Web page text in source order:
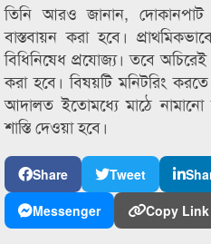
তিনি আরও জানান, দোকানপাট
বাস্তবায়ন করা হবে।
বিধিনিষেধ প্রযোজ্য। তবে
করা হবে। বিষয়টি মনিটরিং করতে
আদালত ইতোমধ্যে মাঠে নামানো
শাস্তি দেওয়া হবে।
Share Tweet
Messenger
Copy Link